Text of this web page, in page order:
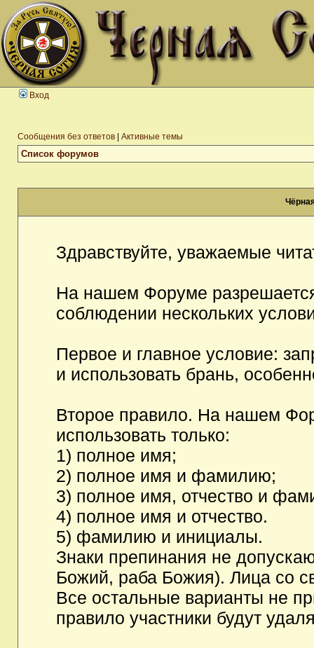
Вход
Сообщения без ответов Активные темы
Список форумов
Здравствуйте, уважаемые
На нашем Форуме
соблюдении нескольких
Первое и главное условие:
и использовать брань,
Второе правило. На нашем
использовать только:
1) полное имя;
2) полное имя и фамилию;
3) полное имя, отчество и
4) полное имя и отчество.
5) фамилию и инициалы.
Знаки препинания не
Божий, раба Божия). Лица со
Все остальные варианты не
правило участники будут